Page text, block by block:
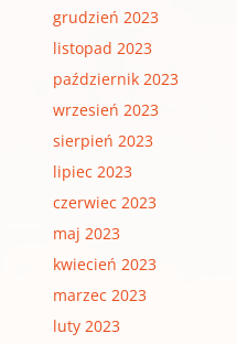
grudzień 2023
listopad 2023
październik 2023
wrzesień 2023
sierpień 2023
lipiec 2023
czerwiec 2023
maj 2023
kwiecień 2023
marzec 2023
luty 2023